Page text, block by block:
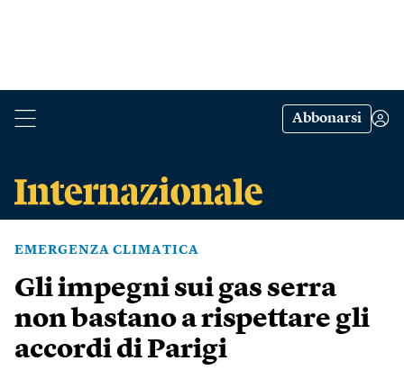
Abbonarsi
EMERGENZA CLIMATICA
Gli impegni sui gas serra
non bastano a rispettare gli
accordi di Parigi